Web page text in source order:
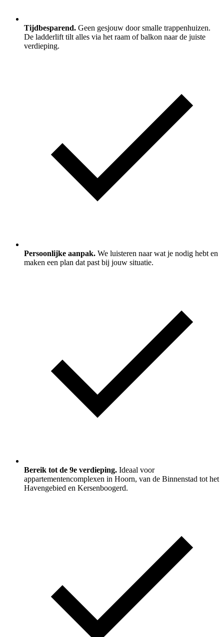
Tijdbesparend. Geen gesjouw door smalle trappenhuizen.
De ladderlift tilt alles via het raam of balkon naar de juiste
verdieping.
Persoonlijke aanpak. We luisteren naar wat je nodig hebt en
maken een plan dat past bij jouw situatie.
Bereik tot de 9e verdieping. Ideaal voor
appartementencomplexen in Hoorn, van de Binnenstad tot het
Havengebied en Kersenboogerd.